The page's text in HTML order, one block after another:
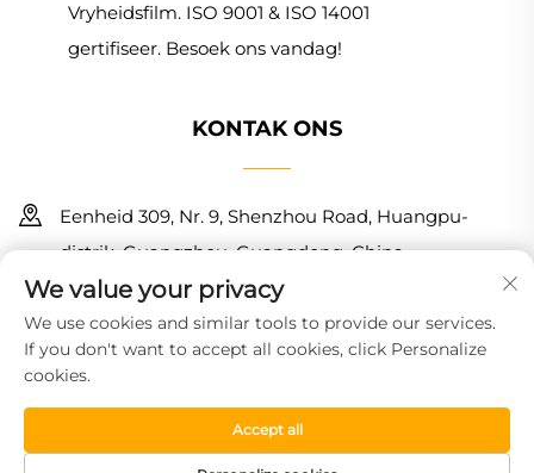
Vryheidsfilm. ISO 9001 & ISO 14001
gertifiseer. Besoek ons vandag!
KONTAK ONS
Eenheid 309, Nr. 9, Shenzhou Road, Huangpu-
distrik, Guangzhou, Guangdong, China
+86 18150601728
[email protected]
Kopiereg © 2025 Guangzhou Haoyin New Material
Technology Co., Ltd. Alle regte voorbehou.
We value your privacy
We use cookies and similar tools to provide our services.
If you don't want to accept all cookies, click Personalize
cookies.
Accept all